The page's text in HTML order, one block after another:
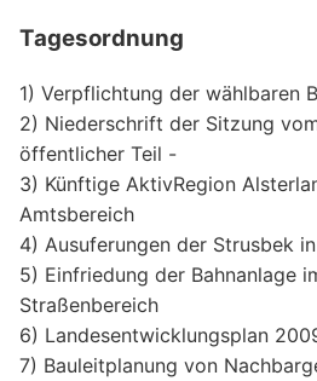
Tagesordnung
1) Verpflichtung der wählbaren
2) Niederschrift der Sitzung
öffentlicher Teil -
3) Künftige AktivRegion
Amtsbereich
4) Ausuferungen der Strusbek
5) Einfriedung der Bahnanlage
Straßenbereich
6) Landesentwicklungsplan
7) Bauleitplanung von